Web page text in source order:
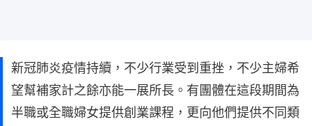
新冠肺炎疫情持續，不少行業受到重挫，不少主婦希
望幫補家計之餘亦能一展所長。有團體在這段期間為
半職或全職婦女提供創業課程，更向他們提供不同類